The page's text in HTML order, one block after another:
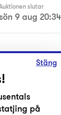
slutar
9 aug 20:34
Stäng
på